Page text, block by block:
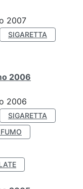
2007
SIGARETTA
2006
2006
SIGARETTA